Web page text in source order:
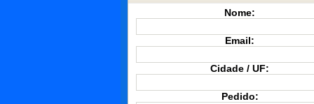
Nome:
Email:
Cidade / UF:
Pedido: